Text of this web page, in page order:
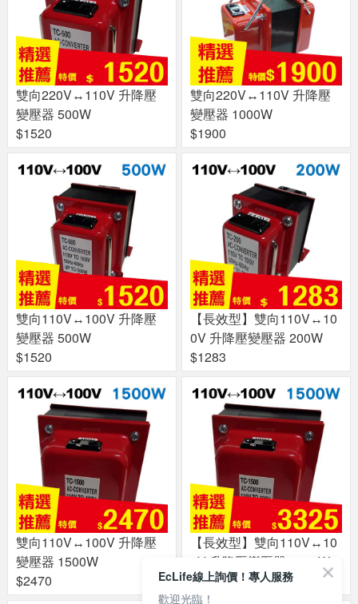
雙向220V↔110V 升降壓
變壓器 500W
$1520
雙向220V↔110V 升降壓
變壓器 1000W
$1900
雙向110V↔100V 升降壓
變壓器 500W
$1520
【長效型】雙向110V↔10
0V 升降壓變壓器 200W
$1283
雙向110V↔100V 升降壓
變壓器 1500W
$2470
【長效型】雙向110V↔10
0V 升降壓變壓器 1500W
$3325
EcLife線上詢價！專人服務
歡迎光臨！